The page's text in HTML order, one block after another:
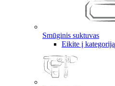
Smūginis suktuvas
Eikite į kategoriją